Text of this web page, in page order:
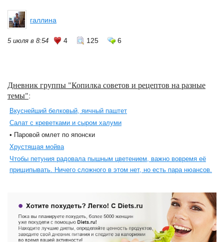
галлина
5 июля в 8:54 4 125 6
Дневник группы "Копилка советов и рецептов на разные
темы":
Вкуснейший белковый, яичный паштет
Салат с креветками и сыром халуми
• Паровой омлет по японски
Хрустящая мойва
Чтобы петуния радовала пышным цветением, важно вовремя её
прищипывать. Ничего сложного в этом нет, но есть пара нюансов.